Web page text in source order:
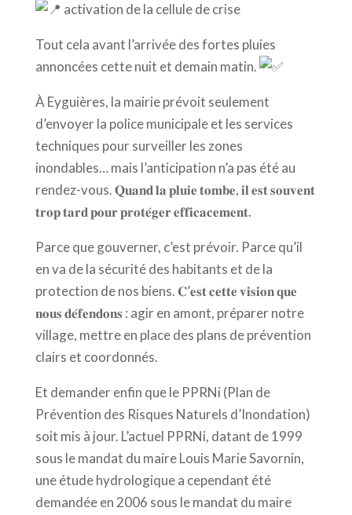
activation de la cellule de crise
Tout cela avant l’arrivée des fortes pluies
annoncées cette nuit et demain matin.
À Eyguières, la mairie prévoit seulement
d’envoyer la police municipale et les services
techniques pour surveiller les zones
inondables… mais l’anticipation n’a pas été au
rendez-vous. 𝐐𝐮𝐚𝐧𝐝 𝐥𝐚 𝐩𝐥𝐮𝐢𝐞 𝐭𝐨𝐦𝐛𝐞, 𝐢𝐥 𝐞𝐬𝐭 𝐬𝐨𝐮𝐯𝐞𝐧𝐭
𝐭𝐫𝐨𝐩 𝐭𝐚𝐫𝐝 𝐩𝐨𝐮𝐫 𝐩𝐫𝐨𝐭𝐞́𝐠𝐞𝐫 𝐞𝐟𝐟𝐢𝐜𝐚𝐜𝐞𝐦𝐞𝐧𝐭.
Parce que gouverner, c’est prévoir. Parce qu’il
en va de la sécurité des habitants et de la
protection de nos biens. 𝐂’𝐞𝐬𝐭 𝐜𝐞𝐭𝐭𝐞 𝐯𝐢𝐬𝐢𝐨𝐧 𝐪𝐮𝐞
𝐧𝐨𝐮𝐬 𝐝𝐞́𝐟𝐞𝐧𝐝𝐨𝐧𝐬 : agir en amont, préparer notre
village, mettre en place des plans de prévention
clairs et coordonnés.
Et demander enfin que le PPRNi (Plan de
Prévention des Risques Naturels d’Inondation)
soit mis à jour. L’actuel PPRNi, datant de 1999
sous le mandat du maire Louis Marie Savornin,
une étude hydrologique a cependant été
demandée en 2006 sous le mandat du maire